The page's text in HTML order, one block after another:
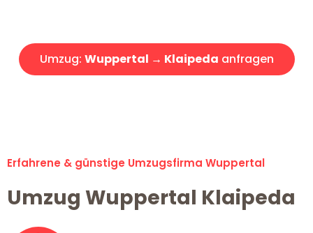
Umzug: Wuppertal → Klaipeda anfragen
Erfahrene & günstige Umzugsfirma Wuppertal
Umzug Wuppertal Klaipeda